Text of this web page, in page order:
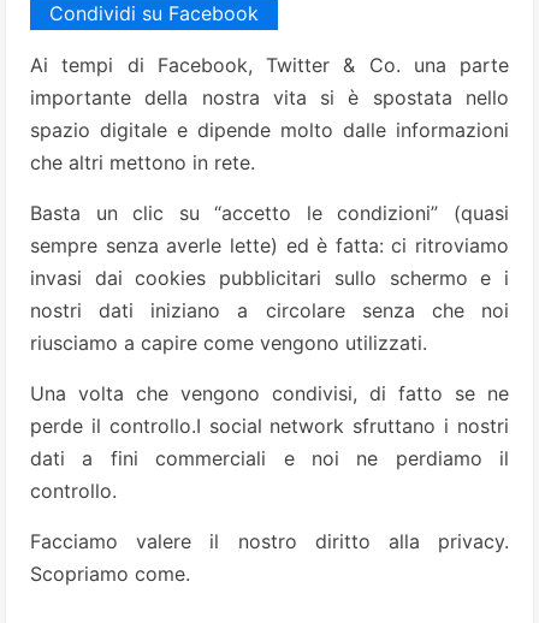
Condividi su Facebook
Ai tempi di Facebook, Twitter & Co. una parte
importante della nostra vita si è spostata nello
spazio digitale e dipende molto dalle informazioni
che altri mettono in rete.
Basta un clic su “accetto le condizioni” (quasi
sempre senza averle lette) ed è fatta: ci ritroviamo
invasi dai cookies pubblicitari sullo schermo e i
nostri dati iniziano a circolare senza che noi
riusciamo a capire come vengono utilizzati.
Una volta che vengono condivisi, di fatto se ne
perde il controllo.I social network sfruttano i nostri
dati a fini commerciali e noi ne perdiamo il
controllo.
Facciamo valere il nostro diritto alla privacy.
Scopriamo come.